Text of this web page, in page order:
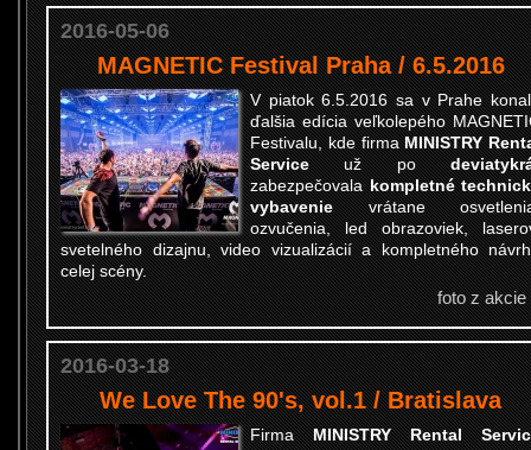
2016-05-06
MAGNETIC Festival Praha / 6.5.2016
V piatok 6.5.2016 sa v Prahe
ďalšia edícia veľkolepého
Festivalu, kde firmaMINISTRY
Serviceuž po
zabezpečovalakompletné
vybavenievrátane
ozvučenia, led obrazoviek,
svetelného dizajnu, video vizualizácií a kompletného
celej scény.
foto z akcie
2016-03-18
We Love The 90's, vol.1 / Bratislava
FirmaMINISTRY Rental